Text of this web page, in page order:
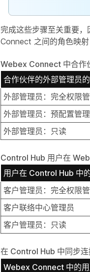
完成这些步骤至关重要
Connect 之间的角色映射
Webex Connect 中合作
合作伙伴的外部管理员
外部管理员：完全权限
外部管理员：预配置管
外部管理员：只读
Control Hub 用户在
用户在 Control Hub 中
客户管理员：完全权限
客户联络中心管理员
客户管理员：只读
在 Control Hub 中同步连
Webex Connect 中的